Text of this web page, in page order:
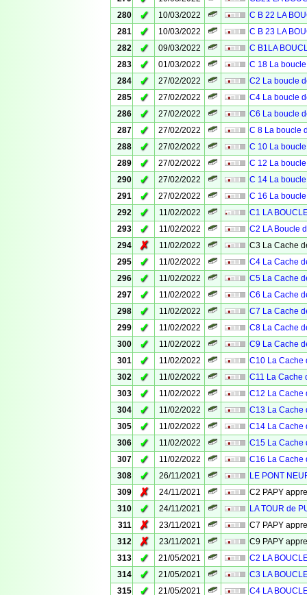
280
✓ 10/03/2022
C B 22 LA
281
✓ 10/03/2022
C B 23 LA
282
✓ 09/03/2022
C B1LA
283
✓ 01/03/2022
C 18 La
284
✓ 27/02/2022
C2 La boucle
285
✓ 27/02/2022
C4 La boucle
286
✓ 27/02/2022
C6 La boucle
287
✓ 27/02/2022
C 8 La boucle
288
✓ 27/02/2022
C 10 La
289
✓ 27/02/2022
C 12 La
290
✓ 27/02/2022
C 14 La
291
✓ 27/02/2022
C 16 La
292
✓ 11/02/2022
C1 LA
293
✓ 11/02/2022
C2 LA Boucle
294
✗ 11/02/2022
C3 La Cache
295
✓ 11/02/2022
C4 La Cache
296
✓ 11/02/2022
C5 La Cache
297
✓ 11/02/2022
C6 La Cache
298
✓ 11/02/2022
C7 La Cache
299
✓ 11/02/2022
C8 La Cache
300
✓ 11/02/2022
C9 La Cache
301
✓ 11/02/2022
C10 La Cache
302
✓ 11/02/2022
C11 La Cache
303
✓ 11/02/2022
C12 La Cache
304
✓ 11/02/2022
C13 La Cache
305
✓ 11/02/2022
C14 La Cache
306
✓ 11/02/2022
C15 La Cache
307
✓ 11/02/2022
C16 La Cache
308
✓ 26/11/2021
LE PONT
309
✗ 24/11/2021
C2 PAPY
310
✓ 24/11/2021
LA TOUR de
311
✗ 23/11/2021
C7 PAPY
312
✗ 23/11/2021
C9 PAPY
313
✓ 21/05/2021
C2 LA
314
✓ 21/05/2021
C3 LA
315
✓ 21/05/2021
C4 LA